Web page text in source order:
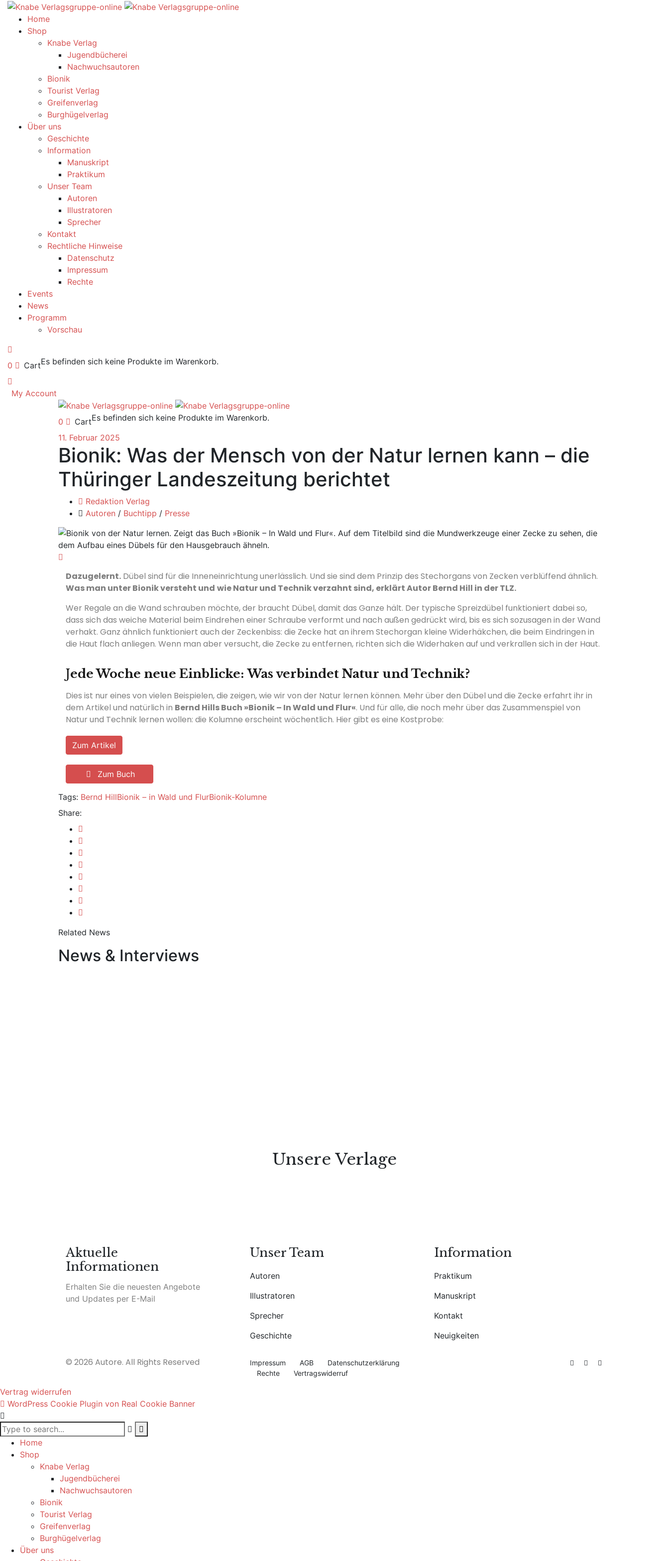
Home
Shop
Knabe Verlag
Jugendbücherei
Nachwuchsautoren
Bionik
Tourist Verlag
Greifenverlag
Burghügelverlag
Über uns
Geschichte
Information
Manuskript
Praktikum
Unser Team
Autoren
Illustratoren
Sprecher
Kontakt
Rechtliche Hinweise
Datenschutz
Impressum
Rechte
Events
News
Programm
Vorschau
0 CartEs befinden sich keine Produkte im Warenkorb.
My Account
0 CartEs befinden sich keine Produkte im Warenkorb.
11. Februar 2025
Bionik: Was der Mensch von der Natur lernen kann – die
Thüringer Landeszeitung berichtet
Redaktion Verlag
Autoren / Buchtipp / Presse
Dazugelernt. Dübel sind für die Inneneinrichtung unerlässlich. Und sie sind dem Prinzip des Stechorgans von Zecken verblüffend ähnlich.
Was man unter Bionik versteht und wie Natur und Technik verzahnt sind, erklärt Autor Bernd Hill in der TLZ.
Wer Regale an die Wand schrauben möchte, der braucht Dübel, damit das Ganze hält. Der typische Spreizdübel funktioniert dabei so,
dass sich das weiche Material beim Eindrehen einer Schraube verformt und nach außen gedrückt wird, bis es sich sozusagen in der Wand
verhakt. Ganz ähnlich funktioniert auch der Zeckenbiss: die Zecke hat an ihrem Stechorgan kleine Widerhäkchen, die beim Eindringen in
die Haut flach anliegen. Wenn man aber versucht, die Zecke zu entfernen, richten sich die Widerhaken auf und verkrallen sich in der Haut.
Jede Woche neue Einblicke: Was verbindet Natur und Technik?
Dies ist nur eines von vielen Beispielen, die zeigen, wie wir von der Natur lernen können. Mehr über den Dübel und die Zecke erfahrt ihr in
dem Artikel und natürlich in Bernd Hills Buch »Bionik – In Wald und Flur«. Und für alle, die noch mehr über das Zusammenspiel von
Natur und Technik lernen wollen: die Kolumne erscheint wöchentlich. Hier gibt es eine Kostprobe:
Zum Artikel
Zum Buch
Tags: Bernd HillBionik – in Wald und FlurBionik-Kolumne
Share:
Related News
News & Interviews
Unsere Verlage
Aktuelle
Informationen
Erhalten Sie die neuesten Angebote
und Updates per E-Mail
Unser Team
Autoren
Illustratoren
Sprecher
Geschichte
Information
Praktikum
Manuskript
Kontakt
Neuigkeiten
© 2026 Autore. All Rights Reserved Impressum AGB
Datenschutzerklärung
Rechte
Vertragswiderruf
Vertrag widerrufen
WordPress Cookie Plugin von Real Cookie Banner
Home
Shop
Knabe Verlag
Jugendbücherei
Nachwuchsautoren
Bionik
Tourist Verlag
Greifenverlag
Burghügelverlag
Über uns